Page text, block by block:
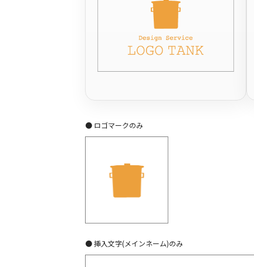
● ロゴマークのみ
● 挿入文字(メインネーム)のみ